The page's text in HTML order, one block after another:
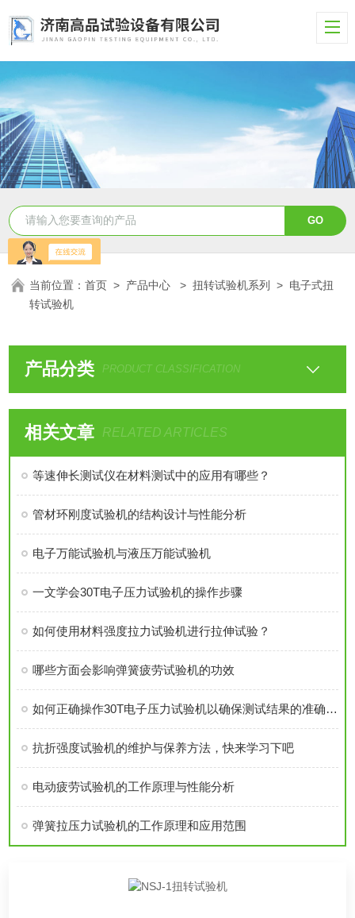
当前位置：首页 > 产品中心 >扭转试验机系列 > 电子式扭
转试验机
产品分类 PRODUCT CLASSIFICATION
相关文章 RELATED ARTICLES
等速伸长测试仪在材料测试中的应用有哪些？
管材环刚度试验机的结构设计与性能分析
电子万能试验机与液压万能试验机
一文学会30T电子压力试验机的操作步骤
如何使用材料强度拉力试验机进行拉伸试验？
哪些方面会影响弹簧疲劳试验机的功效
如何正确操作30T电子压力试验机以确保测试结果的准确性？
抗折强度试验机的维护与保养方法，快来学习下吧
电动疲劳试验机的工作原理与性能分析
弹簧拉压力试验机的工作原理和应用范围